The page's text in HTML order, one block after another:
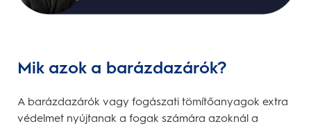
Mik azok a barázdazárók?
A barázdazárók vagy fogászati tömítőanyagok extra
védelmet nyújtanak a fogak számára azoknál a